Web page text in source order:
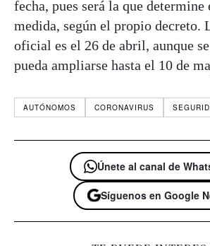
fecha, pues será la que
medida, según el propio decreto.
oficial es el 26 de abril, aunque
pueda ampliarse hasta el 10 de
AUTÓNOMOS CORONAVIRUS
Únete al canal de
Síguenos en Google